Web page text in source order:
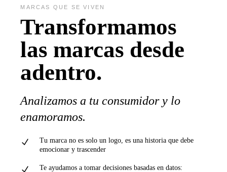
MARCAS QUE SE VIVEN
Transformamos
las marcas desde
adentro.
Analizamos a tu consumidor y lo
enamoramos.
Tu marca no es solo un logo, es una historia que debe
emocionar y trascender
Te ayudamos a tomar decisiones basadas en datos: